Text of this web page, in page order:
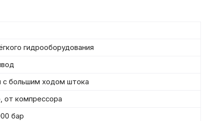
гидрооборудования
с большим ходом штока
от компрессора
бар